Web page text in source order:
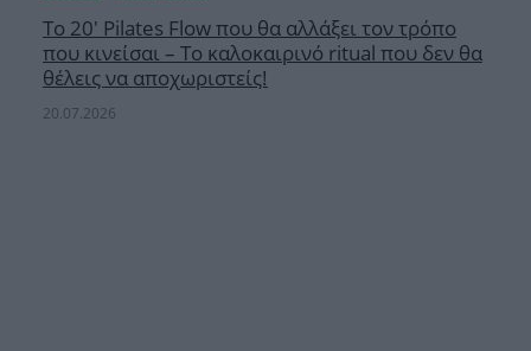
Το 20′ Pilates Flow που θα αλλάξει τον τρόπο
που κινείσαι – Το καλοκαιρινό ritual που δεν θα
θέλεις να αποχωριστείς!
20.07.2026